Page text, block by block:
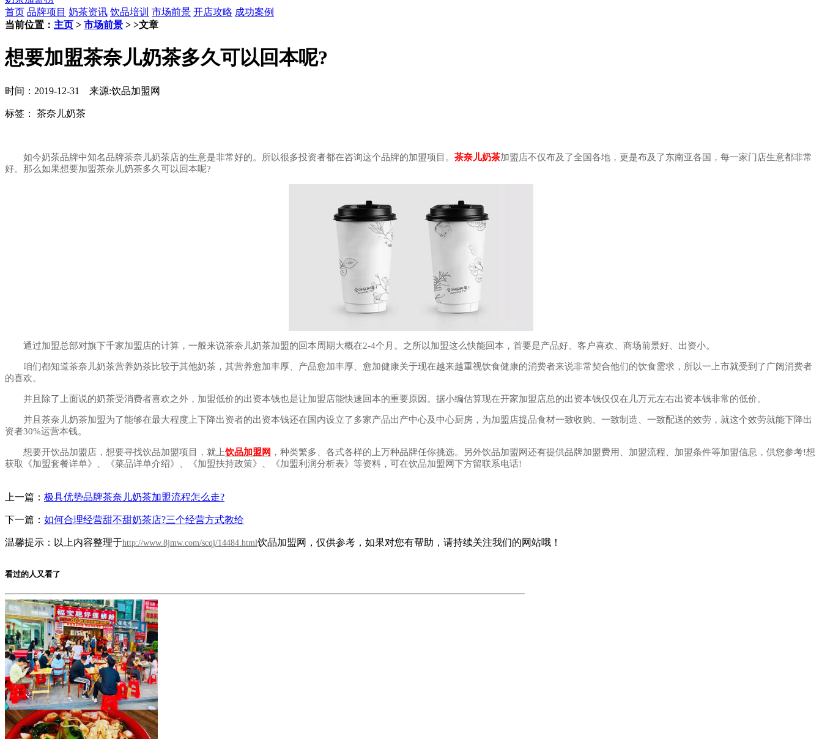
首页 品牌项目 奶茶资讯 饮品培训 市场前景 开店攻略 成功案例
当前位置： 主页 > 市场前景 > >文章
想要加盟茶奈儿奶茶多久可以回本呢?
时间：2019-12-31 来源:饮品加盟网
标签： 茶奈儿奶茶
如今奶茶品牌中知名品牌茶奈儿奶茶店的生意是非常好的。所以很多投资者都在咨询这个品牌的加盟项目。 茶奈儿奶茶加盟店不仅布及了全国各地，更是布及了东南亚各国，每一家门店生意都非常
好。那么如果想要加盟茶奈儿奶茶多久可以回本呢?
通过加盟总部对旗下千家加盟店的计算，一般来说茶奈儿奶茶加盟的回本周期大概在2-4个月。之所以加盟这么快能回本，首要是产品好、客户喜欢、商场前景好、出资小。
咱们都知道茶奈儿奶茶营养奶茶比较于其他奶茶，其营养愈加丰厚、产品愈加丰厚、愈加健康关于现在越来越重视饮食健康的消费者来说非常契合他们的饮食需求，所以一上市就受到了广阔消费者
的喜欢。
并且除了上面说的奶茶受消费者喜欢之外，加盟低价的出资本钱也是让加盟店能快速回本的重要原因。据小编估算现在开家加盟店总的出资本钱仅仅在几万元左右出资本钱非常的低价。
并且茶奈儿奶茶加盟为了能够在最大程度上下降出资者的出资本钱还在国内设立了多家产品出产中心及中心厨房，为加盟店提品食材一致收购、一致制造、一致配送的效劳，就这个效劳就能下降出
资者30%运营本钱。
想要开饮品加盟店，想要寻找饮品加盟项目，就上饮品加盟网 ，种类繁多、各式各样的上万种品牌任你挑选。另外饮品加盟网还有提供品牌加盟费用、加盟流程、加盟条件等加盟信息，供您参考!想
获取《加盟套餐详单》、《菜品详单介绍》、《加盟扶持政策》、《加盟利润分析表》等资料，可在饮品加盟网下方留联系电话!
上一篇： 极具优势品牌茶奈儿奶茶加盟流程怎么走?
下一篇： 如何合理经营甜不甜奶茶店?三个经营方式教给
温馨提示：以上内容整理于http://www.8jmw.com/scqj/14484.html饮品加盟网，仅供参考，如果对您有帮助，请持续关注我们的网站哦！
看过的人又看了
福宝肥仔炸蛋螺蛳粉 加盟费用：